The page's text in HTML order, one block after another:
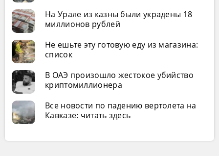
На Урале из казны были украдены 18
миллионов рублей
Не ешьте эту готовую еду из магазина:
список
В ОАЭ произошло жестокое убийство
криптомиллионера
Все новости по падению вертолета на
Кавказе: читать здесь